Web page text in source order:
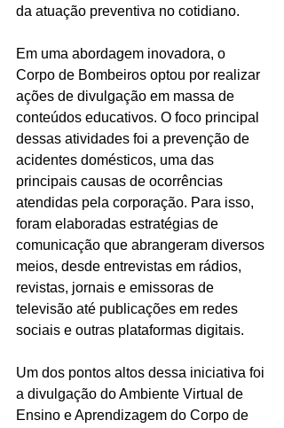
da atuação preventiva no cotidiano.
Em uma abordagem inovadora, o
Corpo de Bombeiros optou por realizar
ações de divulgação em massa de
conteúdos educativos. O foco principal
dessas atividades foi a prevenção de
acidentes domésticos, uma das
principais causas de ocorrências
atendidas pela corporação. Para isso,
foram elaboradas estratégias de
comunicação que abrangeram diversos
meios, desde entrevistas em rádios,
revistas, jornais e emissoras de
televisão até publicações em redes
sociais e outras plataformas digitais.
Um dos pontos altos dessa iniciativa foi
a divulgação do Ambiente Virtual de
Ensino e Aprendizagem do Corpo de